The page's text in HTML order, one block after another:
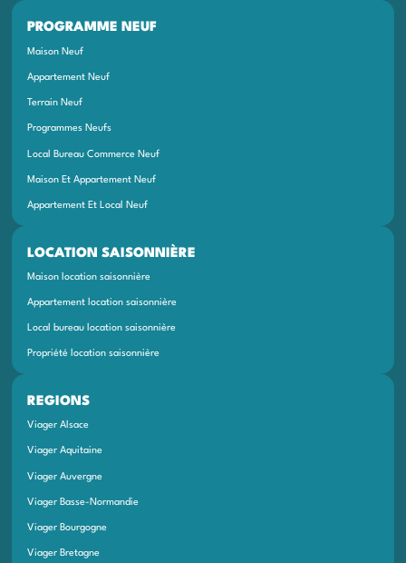
PROGRAMME NEUF
Programmes Neufs
Appartement Neuf
Maison Neuf
Local Bureau Commerce Neuf
Terrain Neuf
Maison Et Appartement Neuf
Appartement Et Local Neuf
LOCATION SAISONNIÈRE
Maison location saisonnière
Appartement location saisonnière
Local bureau location saisonnière
Propriété location saisonnière
REGIONS
Viager Alsace
Viager Aquitaine
Viager Auvergne
Viager Basse-Normandie
Viager Bourgogne
Viager Bretagne